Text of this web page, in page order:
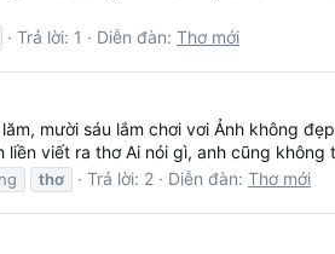
Trả lời: 1 Diễn đàn: Thơ mới
mười sáu lắm chơi vơi Ảnh không
viết ra thơ Ai nói gì, anh cũng
thơ Trả lời: 2 Diễn đàn: Thơ mới